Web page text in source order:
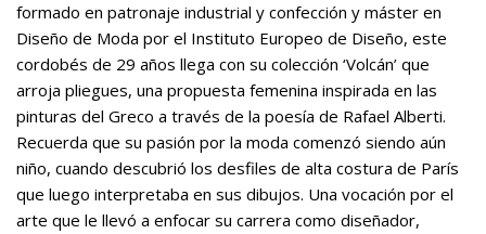
formado en patronaje industrial y confección y máster en
Diseño de Moda por el Instituto Europeo de Diseño, este
cordobés de 29 años llega con su colección ‘Volcán’ que
arroja pliegues, una propuesta femenina inspirada en las
pinturas del Greco a través de la poesía de Rafael Alberti.
Recuerda que su pasión por la moda comenzó siendo aún
niño, cuando descubrió los desfiles de alta costura de París
que luego interpretaba en sus dibujos. Una vocación por el
arte que le llevó a enfocar su carrera como diseñador,